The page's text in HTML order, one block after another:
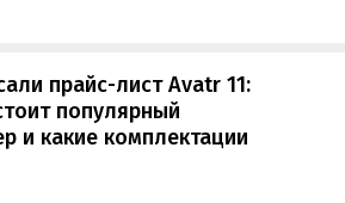
прайс-лист Avatr 11:
популярный
и какие комплектации